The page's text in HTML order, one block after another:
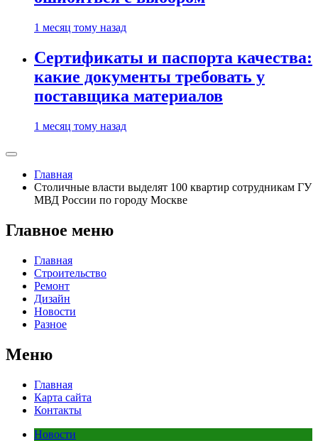
1 месяц тому назад
Сертификаты и паспорта качества:
какие документы требовать у
поставщика материалов
1 месяц тому назад
Главная
Столичные власти выделят 100 квартир сотрудникам ГУ
МВД России по городу Москве
Главное меню
Главная
Строительство
Ремонт
Дизайн
Новости
Разное
Меню
Главная
Карта сайта
Контакты
Новости